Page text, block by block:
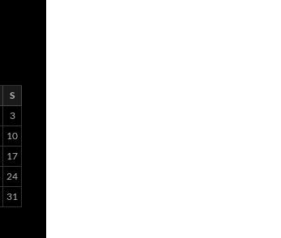
S
3
10
17
24
31